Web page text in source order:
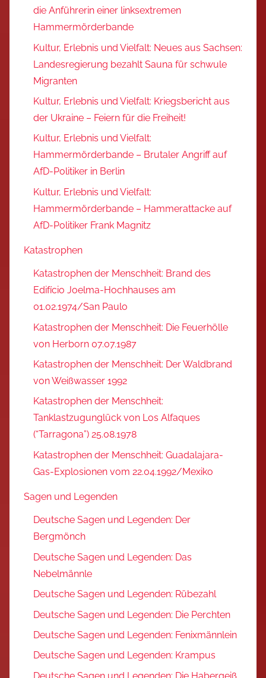
die Anführerin einer linksextremen
Hammermörderbande
Kultur, Erlebnis und Vielfalt: Neues aus Sachsen:
Landesregierung bezahlt Sauna für schwule
Migranten
Kultur, Erlebnis und Vielfalt: Kriegsbericht aus
der Ukraine – Feiern für die Freiheit!
Kultur, Erlebnis und Vielfalt:
Hammermörderbande – Brutaler Angriff auf
AfD-Politiker in Berlin
Kultur, Erlebnis und Vielfalt:
Hammermörderbande – Hammerattacke auf
AfD-Politiker Frank Magnitz
Katastrophen
Katastrophen der Menschheit: Brand des
Edifício Joelma-Hochhauses am
01.02.1974/San Paulo
Katastrophen der Menschheit: Die Feuerhölle
von Herborn 07.07.1987
Katastrophen der Menschheit: Der Waldbrand
von Weißwasser 1992
Katastrophen der Menschheit:
Tanklastzugunglück von Los Alfaques
(“Tarragona”) 25.08.1978
Katastrophen der Menschheit: Guadalajara-
Gas-Explosionen vom 22.04.1992/Mexiko
Sagen und Legenden
Deutsche Sagen und Legenden: Der
Bergmönch
Deutsche Sagen und Legenden: Das
Nebelmännle
Deutsche Sagen und Legenden: Rübezahl
Deutsche Sagen und Legenden: Die Perchten
Deutsche Sagen und Legenden: Fenixmännlein
Deutsche Sagen und Legenden: Krampus
Deutsche Sagen und Legenden: Die Habergeiß